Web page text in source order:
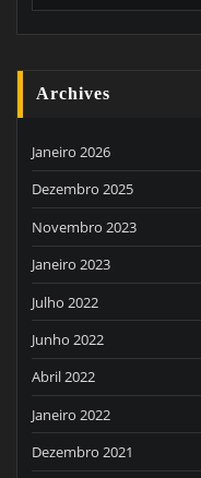
Archives
Janeiro 2026
Dezembro 2025
Novembro 2023
Janeiro 2023
Julho 2022
Junho 2022
Abril 2022
Janeiro 2022
Dezembro 2021